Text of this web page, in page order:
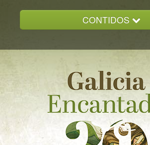
CONTIDOS
GALICIA ENCANTADA
DOCUMENTACION
NOVAS
CONTACTO